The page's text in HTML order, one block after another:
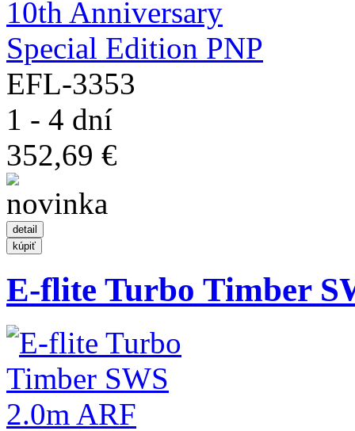
EFL-3353
1 - 4 dní
352,69 €
E-flite Turbo Timber